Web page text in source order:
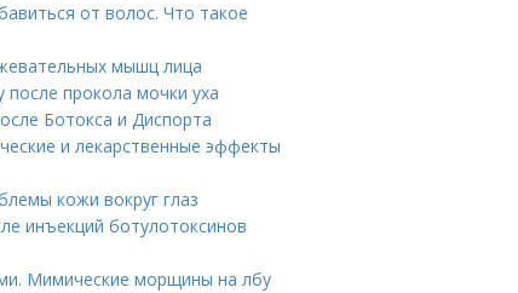
от волос. Что такое
мышц лица
после прокола мочки уха
Ботокса и Диспорта
и лекарственные эффекты
кожи вокруг глаз
инъекций ботулотоксинов
Мимические морщины на лбу